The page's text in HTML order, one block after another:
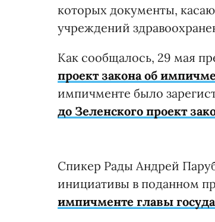
которых документы,
учреждений
Как сообщалось, 29 мая
проект закона об
импичменте было
до Зеленского проект
Спикер Рады Андрей
инициативы в поданном
импичменте главы